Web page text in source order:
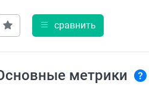
сравнить
метрики